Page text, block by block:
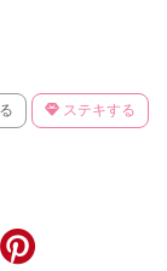
ステキする